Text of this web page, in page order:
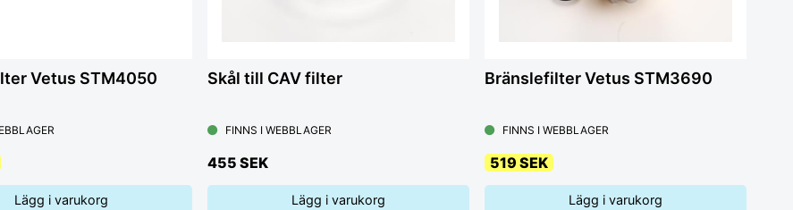
Vetus STM4050
Lägg i varukorg
Skål till CAV filter
FINNS I WEBBLAGER
455 SEK
Lägg i varukorg
Bränslefilter Vetus STM3690
FINNS I WEBBLAGER
519 SEK
Lägg i varukorg